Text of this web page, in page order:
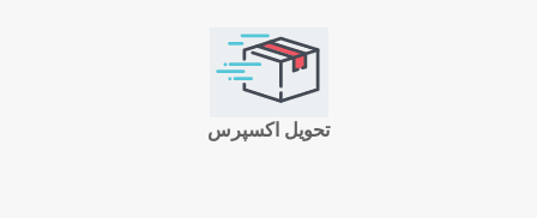
تحویل اکسپرس